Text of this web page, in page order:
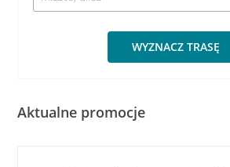
WYZNACZ TRASĘ
Aktualne promocje